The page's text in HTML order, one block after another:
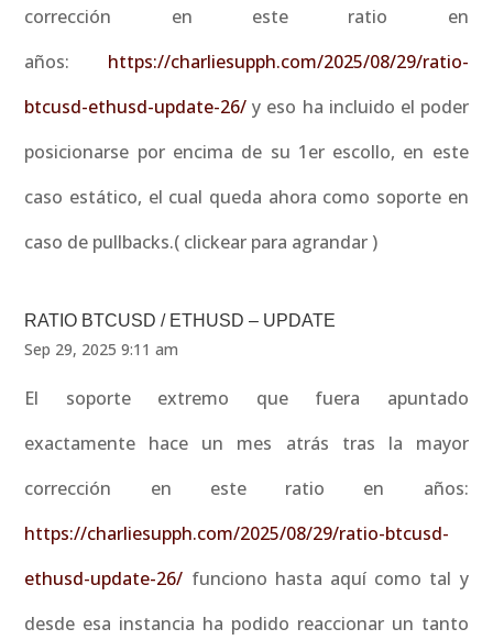
corrección en este ratio en
años: https://charliesupph.com/2025/08/29/ratio-
btcusd-ethusd-update-26/ y eso ha incluido el poder
posicionarse por encima de su 1er escollo, en este
caso estático, el cual queda ahora como soporte en
caso de pullbacks.( clickear para agrandar )
RATIO BTCUSD / ETHUSD – UPDATE
Sep 29, 2025 9:11 am
El soporte extremo que fuera apuntado
exactamente hace un mes atrás tras la mayor
corrección en este ratio en años:
https://charliesupph.com/2025/08/29/ratio-btcusd-
ethusd-update-26/ funciono hasta aquí como tal y
desde esa instancia ha podido reaccionar un tanto